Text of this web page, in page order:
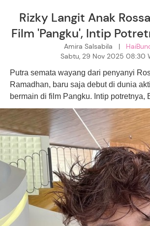
Rizky Langit Anak
Film 'Pangku', Intip
Amira Salsabila |
Sabtu, 29 Nov 2025 08:30
Putra semata wayang dari penyanyi
Ramadhan, baru saja debut di dunia
bermain di film Pangku. Intip potretnya,